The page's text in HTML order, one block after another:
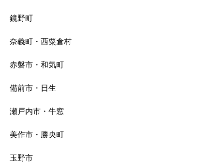
鏡野町
奈義町・西粟倉村
赤磐市・和気町
備前市・日生
瀬戸内市・牛窓
美作市・勝央町
玉野市